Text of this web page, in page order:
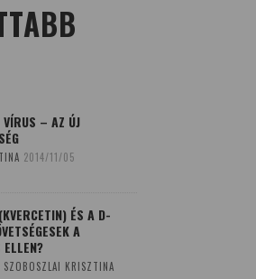
– AZ ÚJ
2014/11/05
ÉS A D-
A
ELLEN?
SZOBOSZLAI KRISZTINA